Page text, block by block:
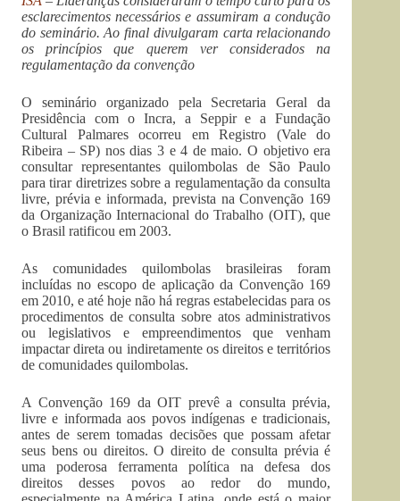
esclarecimentos necessários e assumiram a condução
do seminário. Ao final divulgaram carta relacionando
os princípios que querem ver considerados na
regulamentação da convenção
O seminário organizado pela Secretaria Geral da
Presidência com o Incra, a Seppir e a Fundação
Cultural Palmares ocorreu em Registro (Vale do
Ribeira – SP) nos dias 3 e 4 de maio. O objetivo era
consultar representantes quilombolas de São Paulo
para tirar diretrizes sobre a regulamentação da consulta
livre, prévia e informada, prevista na Convenção 169
da Organização Internacional do Trabalho (OIT), que
o Brasil ratificou em 2003.
As comunidades quilombolas brasileiras foram
incluídas no escopo de aplicação da Convenção 169
em 2010, e até hoje não há regras estabelecidas para os
procedimentos de consulta sobre atos administrativos
ou legislativos e empreendimentos que venham
impactar direta ou indiretamente os direitos e territórios
de comunidades quilombolas.
A Convenção 169 da OIT prevê a consulta prévia,
livre e informada aos povos indígenas e tradicionais,
antes de serem tomadas decisões que possam afetar
seus bens ou direitos. O direito de consulta prévia é
uma poderosa ferramenta política na defesa dos
direitos desses povos ao redor do mundo,